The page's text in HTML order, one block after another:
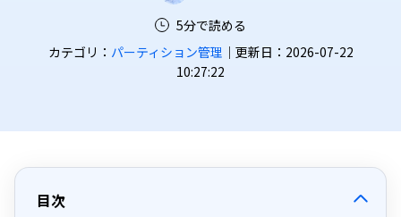
5分で読める
カテゴリ： パーティション管理 ｜更新日：2026-07-22
10:27:22
目次